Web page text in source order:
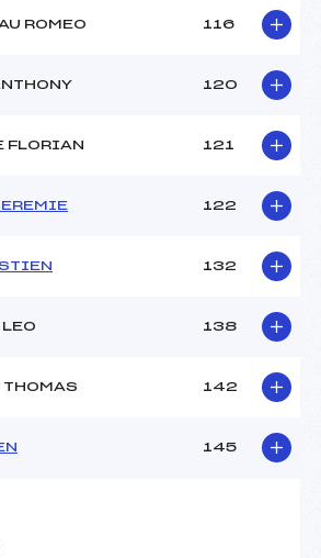
ROMEO 116
120
FLORIAN 121
122
132
138
THOMAS 142
145